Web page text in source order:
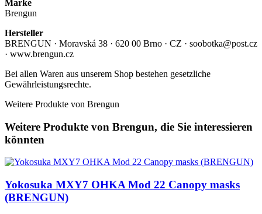
Marke
Brengun
Hersteller
BRENGUN · Moravská 38 · 620 00 Brno · CZ · soobotka@post.cz
· www.brengun.cz
Bei allen Waren aus unserem Shop bestehen gesetzliche
Gewährleistungsrechte.
Weitere Produkte von Brengun
Weitere Produkte von Brengun, die Sie interessieren
könnten
Yokosuka MXY7 OHKA Mod 22 Canopy masks
(BRENGUN)